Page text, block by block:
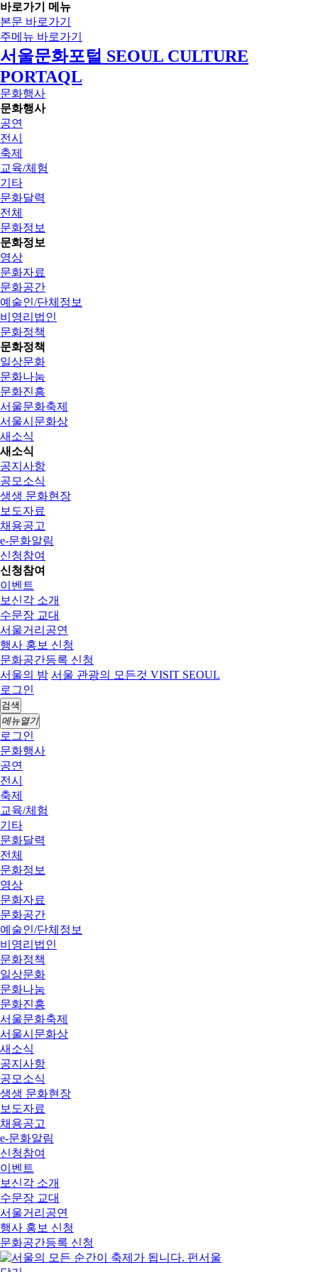
바로가기 메뉴
본문 바로가기
주메뉴 바로가기
서울문화포털 SEOUL CULTURE
PORTAQL
문화행사
문화행사
공연
전시
축제
교육/체험
기타
문화달력
전체
문화정보
문화정보
영상
문화자료
문화공간
예술인/단체정보
비영리법인
문화정책
문화정책
일상문화
문화나눔
문화진흥
서울문화축제
서울시문화상
새소식
새소식
공지사항
공모소식
생생 문화현장
보도자료
채용공고
e-문화알림
신청참여
신청참여
이벤트
보신각 소개
수문장 교대
서울거리공연
행사 홍보 신청
문화공간등록 신청
서울의 밤 서울 관광의 모든것 VISIT SEOUL
로그인
검색
메뉴열기
로그인
문화행사
공연
전시
축제
교육/체험
기타
문화달력
전체
문화정보
영상
문화자료
문화공간
예술인/단체정보
비영리법인
문화정책
일상문화
문화나눔
문화진흥
서울문화축제
서울시문화상
새소식
공지사항
공모소식
생생 문화현장
보도자료
채용공고
e-문화알림
신청참여
이벤트
보신각 소개
수문장 교대
서울거리공연
행사 홍보 신청
문화공간등록 신청